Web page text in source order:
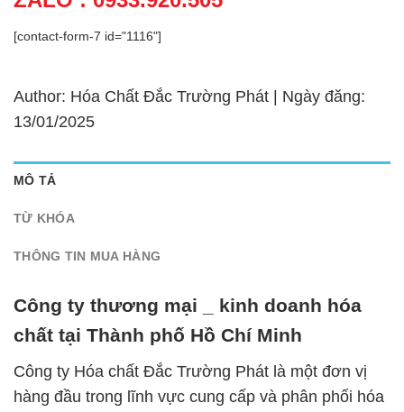
[contact-form-7 id="1116"]
Author: Hóa Chất Đắc Trường Phát | Ngày đăng:
13/01/2025
MÔ TẢ
TỪ KHÓA
THÔNG TIN MUA HÀNG
Công ty thương mại _ kinh doanh hóa
chất tại Thành phố Hồ Chí Minh
Công ty Hóa chất Đắc Trường Phát là một đơn vị
hàng đầu trong lĩnh vực cung cấp và phân phối hóa